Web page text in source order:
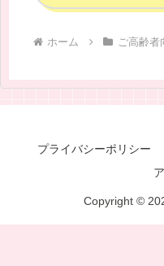
ホーム ご高齢者
プライバシーポリシー
Copyright ©